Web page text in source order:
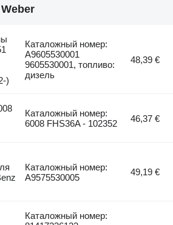
)
Каталожный номер:
A9605530001
9605530001, топливо:
дизель
48,39 €
Каталожный номер:
6008 FHS36A - 102352
46,37 €
Каталожный номер:
A9575530005
49,19 €
Каталожный номер: